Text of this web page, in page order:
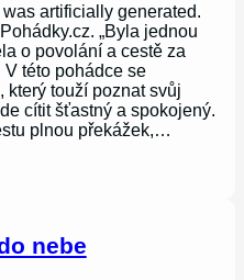
artificially generated.
„Byla jednou
o povolání a cestě za
této pohádce se
který touží poznat svůj
cítit šťastný a spokojený.
plnou překážek,…
nebe